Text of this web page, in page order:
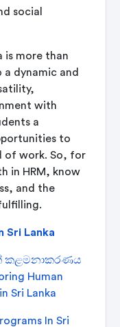
social
is more than
dynamic and
with
a
to
of work. So, for
in HRM, know
and the
Sri Lanka
කළමනාකරණය
Human
Sri Lanka
In Sri